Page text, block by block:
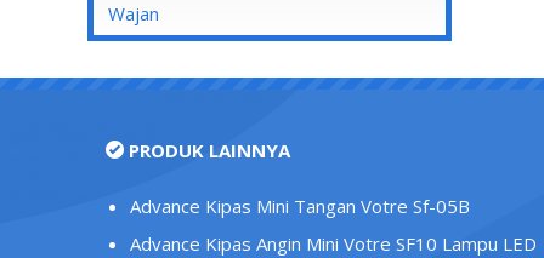
Stop Kontak LAN/Data
Stop Kontak Lantai
Stop Kontak Telepon
Stop Kontak TV/Antena
Tutup Stop Kontak
Wajan
PRODUK LAINNYA
Advance Kipas Mini Tangan Votre Sf-05B
Advance Kipas Angin Mini Votre SF10 Lampu LED